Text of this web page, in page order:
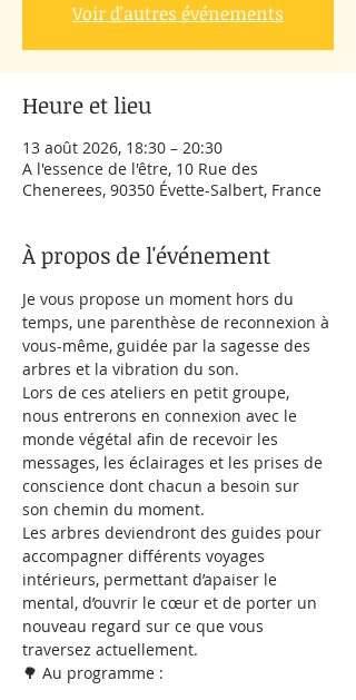
Voir d'autres événements
Heure et lieu
13 août 2026, 18:30 – 20:30
A l'essence de l'être, 10 Rue des
Chenerees, 90350 Évette-Salbert, France
À propos de l'événement
Je vous propose un moment hors du
temps, une parenthèse de reconnexion à
vous-même, guidée par la sagesse des
arbres et la vibration du son.
Lors de ces ateliers en petit groupe,
nous entrerons en connexion avec le
monde végétal afin de recevoir les
messages, les éclairages et les prises de
conscience dont chacun a besoin sur
son chemin du moment.
Les arbres deviendront des guides pour
accompagner différents voyages
intérieurs, permettant d’apaiser le
mental, d’ouvrir le cœur et de porter un
nouveau regard sur ce que vous
traversez actuellement.
🌳 Au programme :